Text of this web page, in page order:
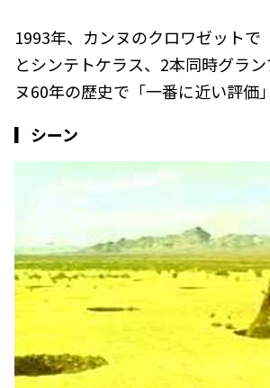
1993年、カンヌのクロワゼット
とシンテトケラス、2本同時グラ
ヌ60年の歴史で「一番に近い評価
▎シーン